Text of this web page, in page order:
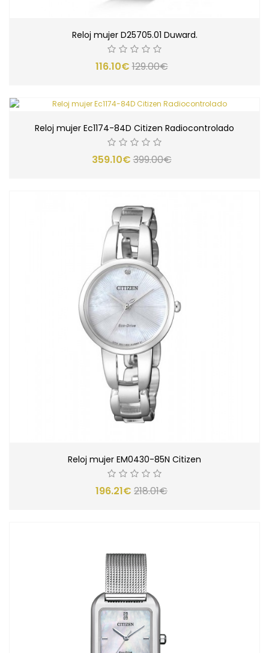
Reloj mujer D25705.01 Duward.
116.10€129.00€
Reloj mujer Ec1174-84D Citizen Radiocontrolado
359.10€399.00€
Reloj mujer EM0430-85N Citizen
196.21€ 218.01€